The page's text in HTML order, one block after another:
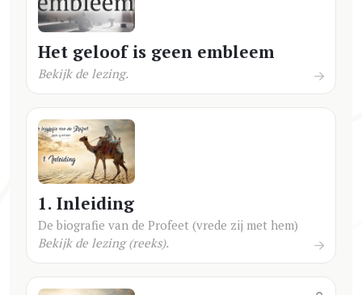
Het geloof is geen embleem
Bekijk de lezing.
1. Inleiding
De biografie van de Profeet (vrede zij met hem)
Bekijk de lezing (reeks).